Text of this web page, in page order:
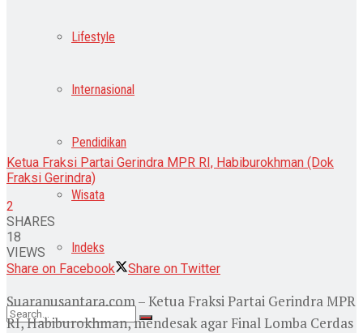
Lifestyle
Internasional
Pendidikan
Wisata
Indeks
Ketua Fraksi Partai Gerindra MPR RI, Habiburokhman (Dok
Fraksi Gerindra)
2
SHARES
18
VIEWS
Share on Facebook
Share on Twitter
Suaranusantara.com – Ketua Fraksi Partai Gerindra MPR
RI, Habiburokhman, mendesak agar Final Lomba Cerdas